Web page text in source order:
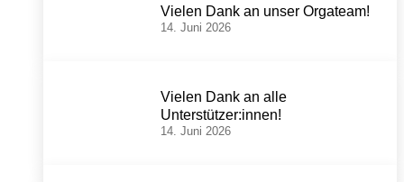
Vielen Dank an unser Orgateam!
14. Juni 2026
Vielen Dank an alle
Unterstützer:innen!
14. Juni 2026